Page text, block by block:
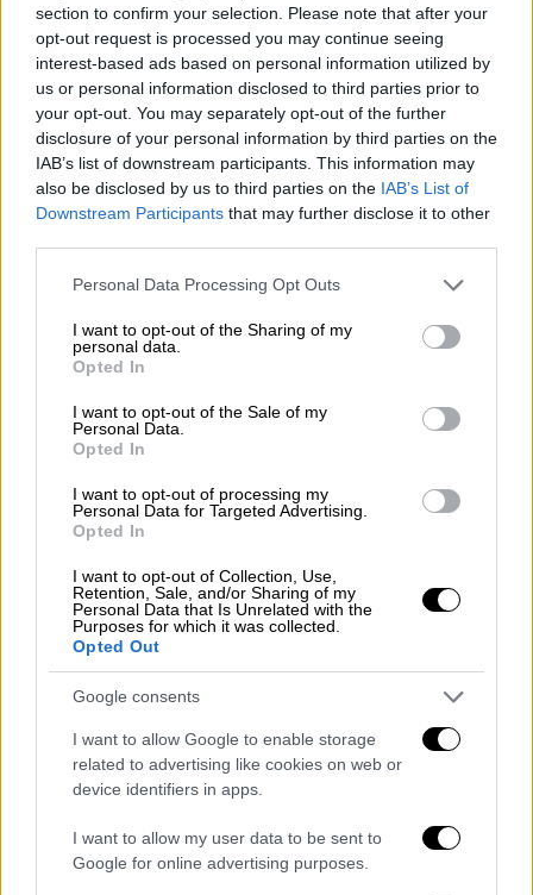
section to confirm your selection. Please note that after your
opt-out request is processed you may continue seeing
interest-based ads based on personal information utilized by
us or personal information disclosed to third parties prior to
your opt-out. You may separately opt-out of the further
disclosure of your personal information by third parties on the
IAB’s list of downstream participants. This information may
also be disclosed by us to third parties on the IAB’s List of
Downstream Participants that may further disclose it to other
Please note that this website/app uses one or more Google
not limited to your visit or usage behaviour. You may click to
grant or deny consent to Google and its third-party tags to
use your data for below specified purposes in below Google
consent section.
Personal Data Processing Opt Outs
I want to opt-out of the Sharing of my
personal data.
Opted In
I want to opt-out of the Sale of my
Personal Data.
Opted In
I want to opt-out of processing my
Personal Data for Targeted Advertising.
Opted In
I want to opt-out of Collection, Use,
Retention, Sale, and/or Sharing of my
Personal Data that Is Unrelated with the
Purposes for which it was collected.
Opted Out
Google consents
I want to allow Google to enable storage
related to advertising like cookies on web or
device identifiers in apps.
I want to allow my user data to be sent to
Google for online advertising purposes.
Αθλητισμός|30.08.2025 22:56
Το πρόγραμμα της ΑΕΚ στο Conference
League: Πρεμιέρα στην έδρα της Τσέλιε,
φινάλε στην OPAP Arena με Κραϊόβα
Η UEFA έκανε γνωστό το πρόγραμμα της
League Phase
Ελλάδα|30.08.2025 22:52
«Το παιδί τη ζητάει συνέχεια»: Ο
πατέρας της 7χρονης περιγράφει την
ηρωική αυτοθυσία της γιαγιάς στην
Πάτρα
«Ήταν η γειτόνισσα μας και πάντα την